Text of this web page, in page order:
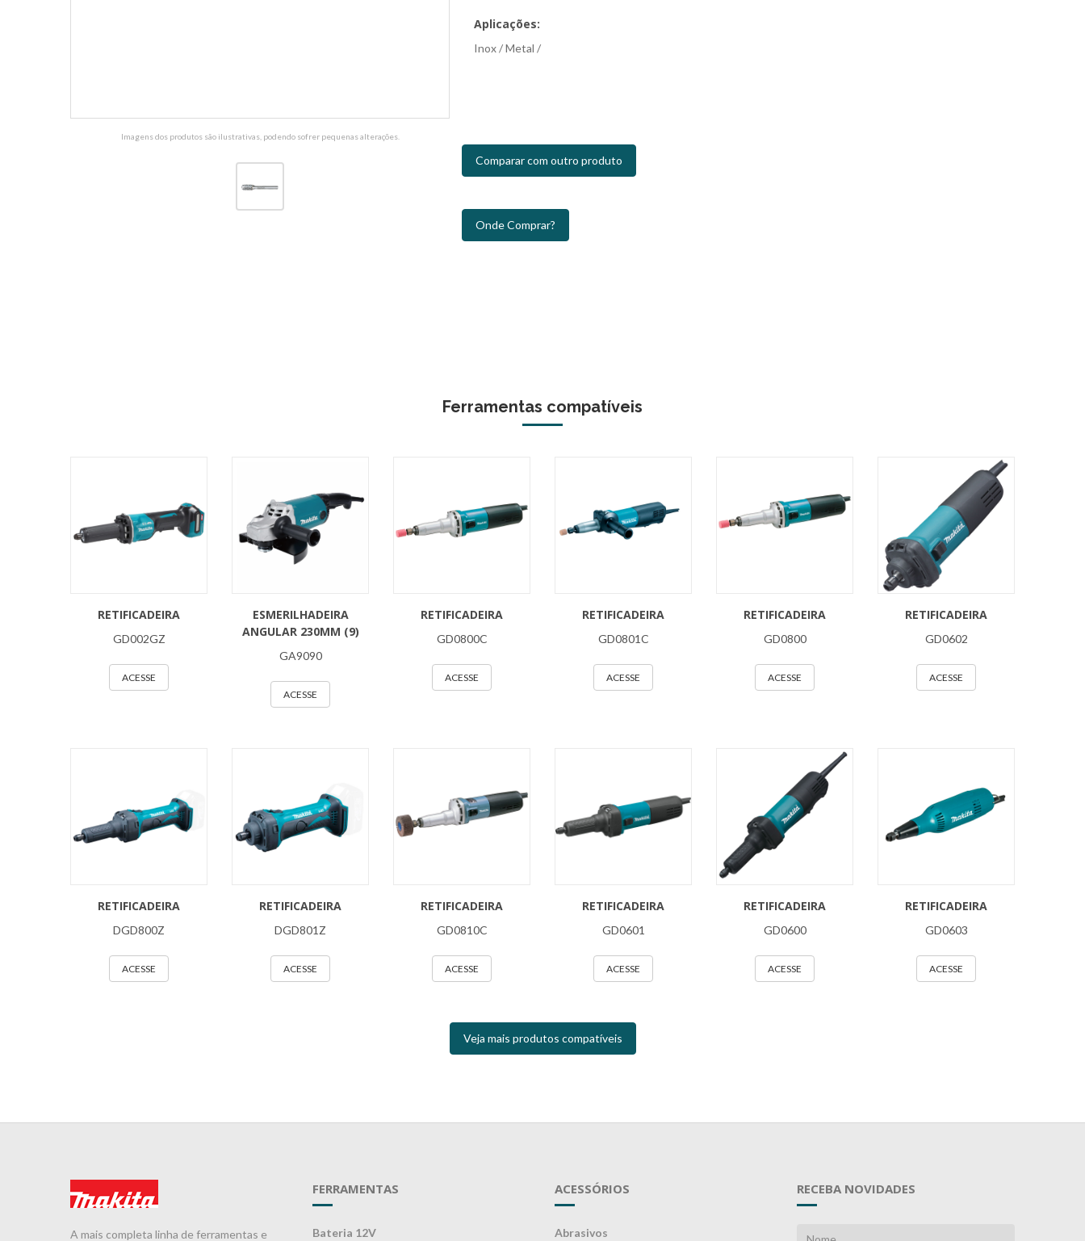
Imagens dos produtos são ilustrativas, podendo sofrer pequenas alterações.
Aplicações:
Inox / Metal /
Comparar com outro produto
Onde Comprar?
Ferramentas compatíveis
RETIFICADEIRA
GD002GZ
ACESSE
ESMERILHADEIRA
ANGULAR 230MM (9)
GA9090
ACESSE
RETIFICADEIRA
GD0800C
ACESSE
RETIFICADEIRA
GD0801C
ACESSE
RETIFICADEIRA
GD0800
ACESSE
RETIFICADEIRA
GD0602
ACESSE
RETIFICADEIRA
DGD800Z
ACESSE
RETIFICADEIRA
DGD801Z
ACESSE
RETIFICADEIRA
GD0810C
ACESSE
RETIFICADEIRA
GD0601
ACESSE
RETIFICADEIRA
GD0600
ACESSE
RETIFICADEIRA
GD0603
ACESSE
Veja mais produtos compatíveis
A mais completa linha de ferramentas e
FERRAMENTAS
Bateria 12V
ACESSÓRIOS
Abrasivos
RECEBA NOVIDADES